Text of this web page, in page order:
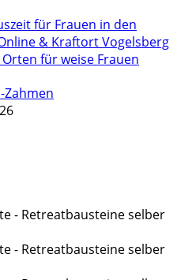
für Frauen in den
& Kraftort Vogelsberg
für weise Frauen
Zahmen